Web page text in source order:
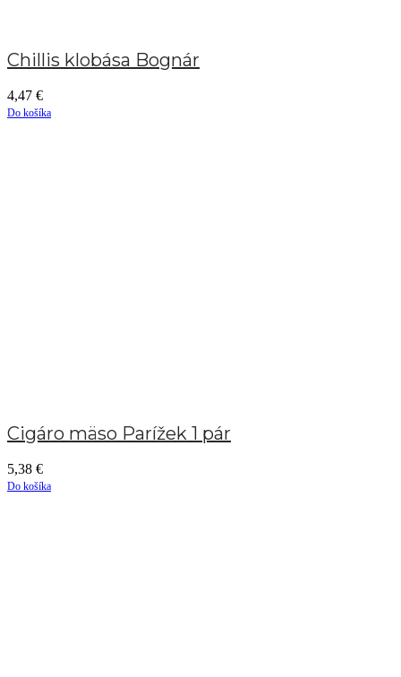
Chillis klobása Bognár
4,47 €
Do košíka
Cigáro mäso Parížek 1 pár
5,38 €
Do košíka